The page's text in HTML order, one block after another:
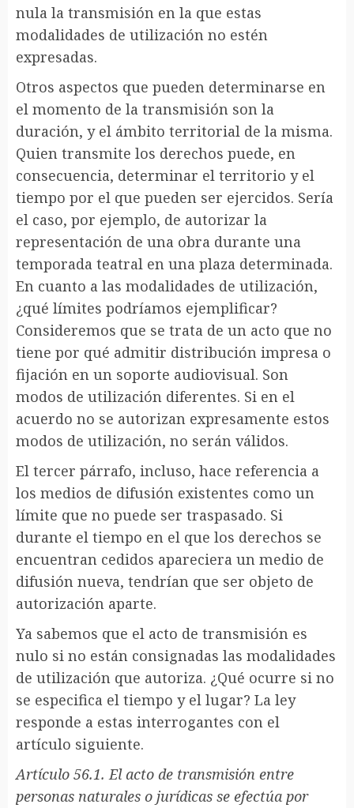
nula la transmisión en la que estas
modalidades de utilización no estén
expresadas.
Otros aspectos que pueden determinarse en
el momento de la transmisión son la
duración, y el ámbito territorial de la misma.
Quien transmite los derechos puede, en
consecuencia, determinar el territorio y el
tiempo por el que pueden ser ejercidos. Sería
el caso, por ejemplo, de autorizar la
representación de una obra durante una
temporada teatral en una plaza determinada.
En cuanto a las modalidades de utilización,
¿qué límites podríamos ejemplificar?
Consideremos que se trata de un acto que no
tiene por qué admitir distribución impresa o
fijación en un soporte audiovisual. Son
modos de utilización diferentes. Si en el
acuerdo no se autorizan expresamente estos
modos de utilización, no serán válidos.
El tercer párrafo, incluso, hace referencia a
los medios de difusión existentes como un
límite que no puede ser traspasado. Si
durante el tiempo en el que los derechos se
encuentran cedidos apareciera un medio de
difusión nueva, tendrían que ser objeto de
autorización aparte.
Ya sabemos que el acto de transmisión es
nulo si no están consignadas las modalidades
de utilización que autoriza. ¿Qué ocurre si no
se especifica el tiempo y el lugar? La ley
responde a estas interrogantes con el
artículo siguiente.
Artículo 56.1. El acto de transmisión entre
personas naturales o jurídicas se efectúa por